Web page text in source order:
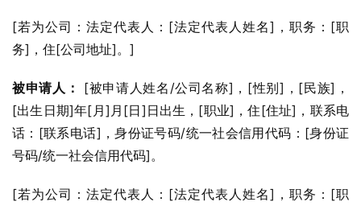
[若为公司：法定代表人：[法定代表人姓名]，职务：[职
务]，住[公司地址]。]
被申请人：
[被申请人姓名/公司名称]，[性别]，[民族]，
[出生日期]年[月]月[日]日出生，[职业]，住[住址]，联系电
话：[联系电话]，身份证号码/统一社会信用代码：[身份证
号码/统一社会信用代码]。
[若为公司：法定代表人：[法定代表人姓名]，职务：[职